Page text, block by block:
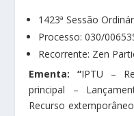
1423ª Sessão
Processo: 030/
Recorrente: Zen
Ementa: “IPTU –
principal –
Recurso